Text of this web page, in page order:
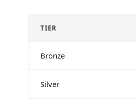
TIER
Bronze
Silver